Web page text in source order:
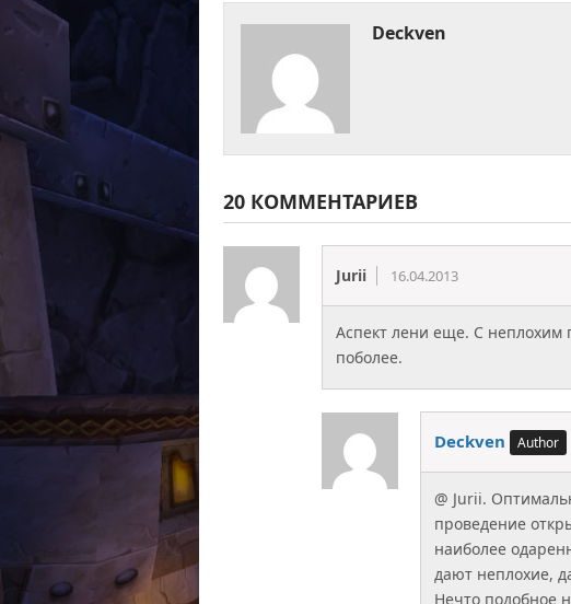
Deckven
20 КОММЕНТАРИЕВ
Jurii 16.04.2013
Аспект лени еще. С неплохим
поболее.
Deckven
@ Jurii.
проведение
наиболее
дают неплохие,
Нечто подобное